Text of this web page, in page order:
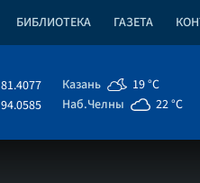
БИБЛИОТЕКА ГАЗЕТА
81.4077
94.0585
Казань
19 °C
Наб.Челны
22 °C